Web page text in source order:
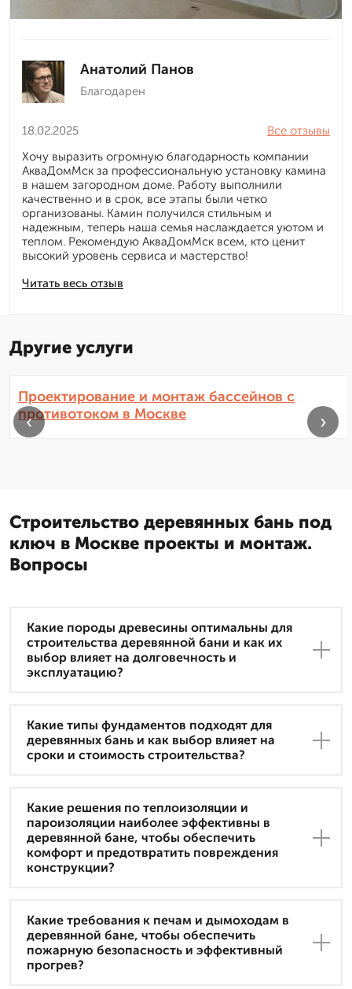
Анатолий Панов
Благодарен
18.02.2025
Читать весь отзыв
Все отзывы
Хочу выразить огромную благодарность компании
АкваДомМск за профессиональную установку камина
в нашем загородном доме. Работу выполнили
качественно и в срок, все этапы были четко
организованы. Камин получился стильным и
надежным, теперь наша семья наслаждается уютом и
теплом. Рекомендую АкваДомМск всем, кто ценит
высокий уровень сервиса и мастерство!
Другие услуги
Проектирование и монтаж бассейнов с
противотоком в Москве
‹ ›
Строительство деревянных бань под
ключ в Москве проекты и монтаж.
Вопросы
Какие породы древесины оптимальны для
строительства деревянной бани и как их
выбор влияет на долговечность и
эксплуатацию?
Какие типы фундаментов подходят для
деревянных бань и как выбор влияет на
сроки и стоимость строительства?
Какие решения по теплоизоляции и
пароизоляции наиболее эффективны в
деревянной бане, чтобы обеспечить
комфорт и предотвратить повреждения
конструкции?
Какие требования к печам и дымоходам в
деревянной бане, чтобы обеспечить
пожарную безопасность и эффективный
прогрев?